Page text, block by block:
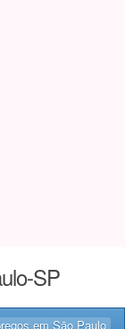
SP
em São Paulo